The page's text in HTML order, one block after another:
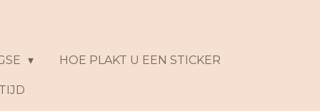
HOE PLAKT U EEN STICKER